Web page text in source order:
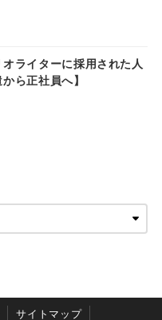
ライターに採用された人
ら正社員へ】
サイトマップ